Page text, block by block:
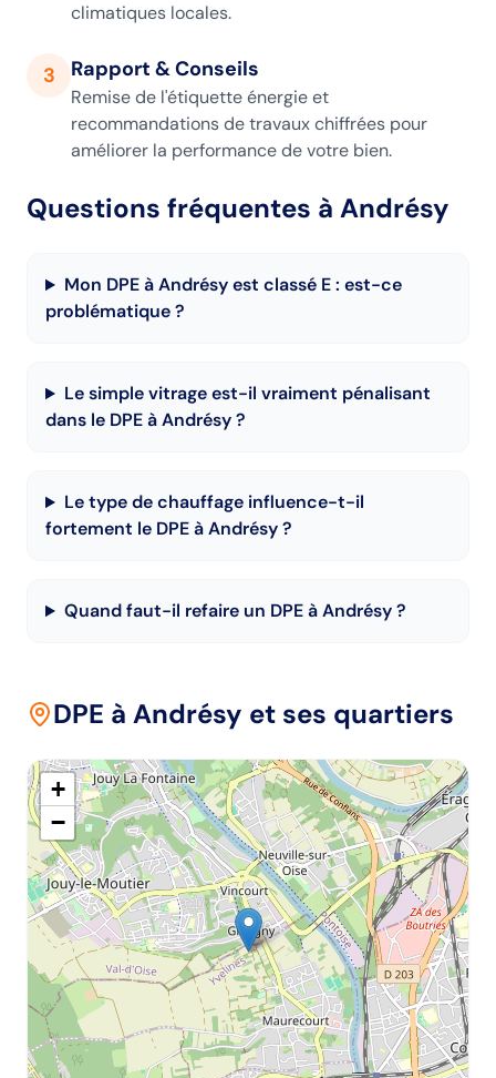
climatiques locales.
3 Rapport & Conseils
Remise de l'étiquette énergie et
recommandations de travaux chiffrées pour
améliorer la performance de votre bien.
Questions fréquentes à Andrésy
Mon DPE à Andrésy est classé E : est-ce
problématique ?
Le simple vitrage est-il vraiment pénalisant
dans le DPE à Andrésy ?
Le type de chauffage influence-t-il
fortement le DPE à Andrésy ?
Quand faut-il refaire un DPE à Andrésy ?
DPE à Andrésy et ses quartiers
+
−